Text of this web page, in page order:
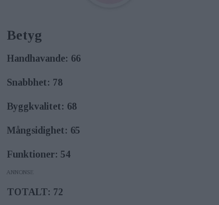
Betyg
Handhavande: 66
Snabbhet: 78
Byggkvalitet: 68
Mångsidighet: 65
Funktioner: 54
ANNONS
TOTALT: 72